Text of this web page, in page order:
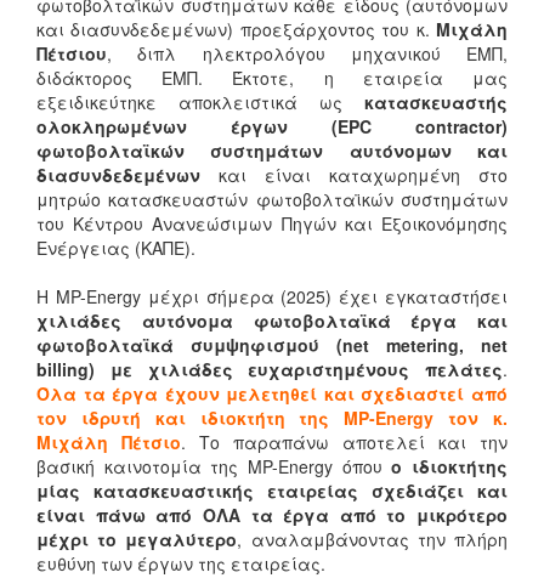
φωτοβολταϊκών συστημάτων κάθε είδους (αυτόνομων
και διασυνδεδεμένων) προεξάρχοντος του κ. Μιχάλη
Πέτσιου, διπλ ηλεκτρολόγου μηχανικού ΕΜΠ,
διδάκτορος ΕΜΠ. Έκτοτε, η εταιρεία μας
εξειδικεύτηκε αποκλειστικά ως κατασκευαστής
ολοκληρωμένων έργων (EPC contractor)
φωτοβολταϊκών συστημάτων αυτόνομων και
διασυνδεδεμένων και είναι καταχωρημένη στο
μητρώο κατασκευαστών φωτοβολταϊκών συστημάτων
του Κέντρου Ανανεώσιμων Πηγών και Εξοικονόμησης
Ενέργειας (ΚΑΠΕ).
Η MP-Energy μέχρι σήμερα (2025) έχει εγκαταστήσει
χιλιάδες αυτόνομα φωτοβολταϊκά έργα και
φωτοβολταϊκά συμψηφισμού (net metering, net
billing) με χιλιάδες ευχαριστημένους πελάτες.
Όλα τα έργα έχουν μελετηθεί και σχεδιαστεί από
τον ιδρυτή και ιδιοκτήτη της MP-Energy τον κ.
Μιχάλη Πέτσιο. Το παραπάνω αποτελεί και την
βασική καινοτομία της MP-Energy όπουο ιδιοκτήτης
μίας κατασκευαστικής εταιρείας σχεδιάζει και
είναι πάνω από ΟΛΑ τα έργα από το μικρότερο
μέχρι το μεγαλύτερο, αναλαμβάνοντας την πλήρη
ευθύνη των έργων της εταιρείας.